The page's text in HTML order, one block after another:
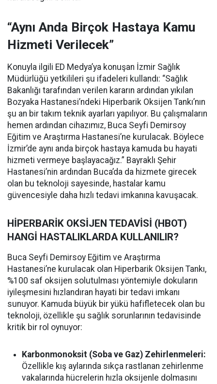
“Aynı Anda Birçok Hastaya Kamu
Hizmeti Verilecek”
Konuyla ilgili ED Medya’ya konuşan İzmir Sağlık
Müdürlüğü yetkilileri şu ifadeleri kullandı: “Sağlık
Bakanlığı tarafından verilen kararın ardından yıkılan
Bozyaka Hastanesi’ndeki Hiperbarik Oksijen Tankı’nın
şu an bir takım teknik ayarları yapılıyor. Bu çalışmaların
hemen ardından cihazımız, Buca Seyfi Demirsoy
Eğitim ve Araştırma Hastanesi’ne kurulacak. Böylece
İzmir’de aynı anda birçok hastaya kamuda bu hayati
hizmeti vermeye başlayacağız.” Bayraklı Şehir
Hastanesi’nin ardından Buca’da da hizmete girecek
olan bu teknoloji sayesinde, hastalar kamu
güvencesiyle daha hızlı tedavi imkanına kavuşacak.
HİPERBARİK OKSİJEN TEDAVİSİ (HBOT)
HANGİ HASTALIKLARDA KULLANILIR?
Buca Seyfi Demirsoy Eğitim ve Araştırma
Hastanesi’ne kurulacak olan Hiperbarik Oksijen Tankı,
%100 saf oksijen solutulması yöntemiyle dokuların
iyileşmesini hızlandıran hayati bir tedavi imkanı
sunuyor. Kamuda büyük bir yükü hafifletecek olan bu
teknoloji, özellikle şu sağlık sorunlarının tedavisinde
kritik bir rol oynuyor:
Karbonmonoksit (Soba ve Gaz) Zehirlenmeleri:
Özellikle kış aylarında sıkça rastlanan zehirlenme
vakalarında hücrelerin hızla oksijenle dolmasını